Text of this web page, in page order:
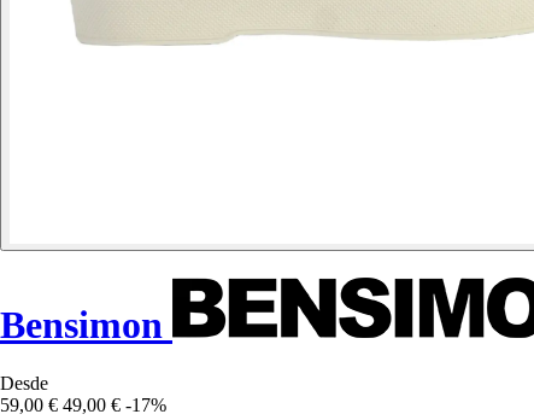
Bensimon
Desde
59,00 € 49,00 € -17%